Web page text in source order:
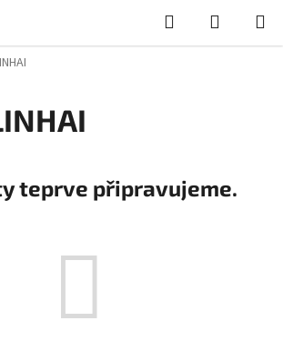
Hledat
KOŠÍK
teprve připravujeme.